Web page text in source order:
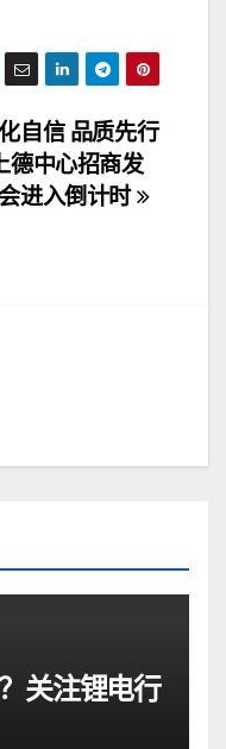
自信 品质先行
德中心招商发
进入倒计时
关注锂电行